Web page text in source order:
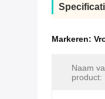
Markeren:
Naam
product: